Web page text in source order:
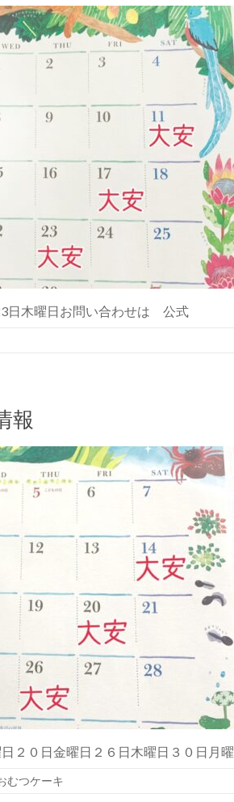
日木曜日お問い合わせは 公式
報
２０日金曜日２６日木曜日３０日月曜
むつケーキ